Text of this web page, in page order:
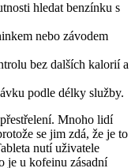
hledat benzínku s
nebo závodem
bez dalších kalorií a
podle délky služby.
Mnoho lidí
se jim zdá, že je to
nutí uživatele
je u kofeinu zásadní